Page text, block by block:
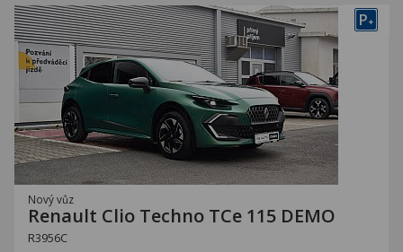
P+
Nový vůz
Renault Clio Techno TCe 115 DEMO
R3956C